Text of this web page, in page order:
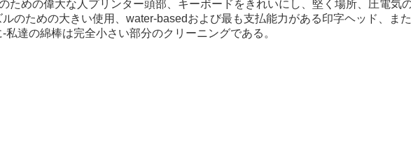
ための偉大な人プリンター頭部、キーボードをきれいにし、堅く場所、圧電気
ルのための大きい使用、water-basedおよび最も支払能力がある印字ヘッド、ま
私達の綿棒は完全小さい部分のクリーニングである。